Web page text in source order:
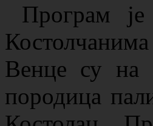
Програм је
Венце су на
породица